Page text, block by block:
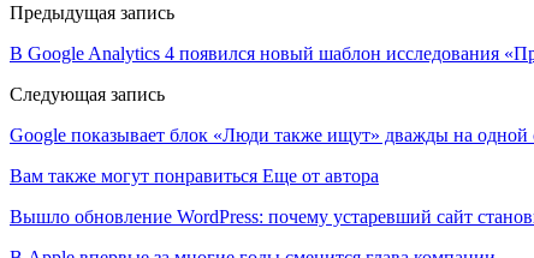
Предыдущая запись
В Google Analytics 4 появился новый шаблон исследования
Следующая запись
Google показывает блок «Люди также ищут» дважды на одной
Вам также могут понравиться Еще от автора
Вышло обновление WordPress: почему устаревший сайт